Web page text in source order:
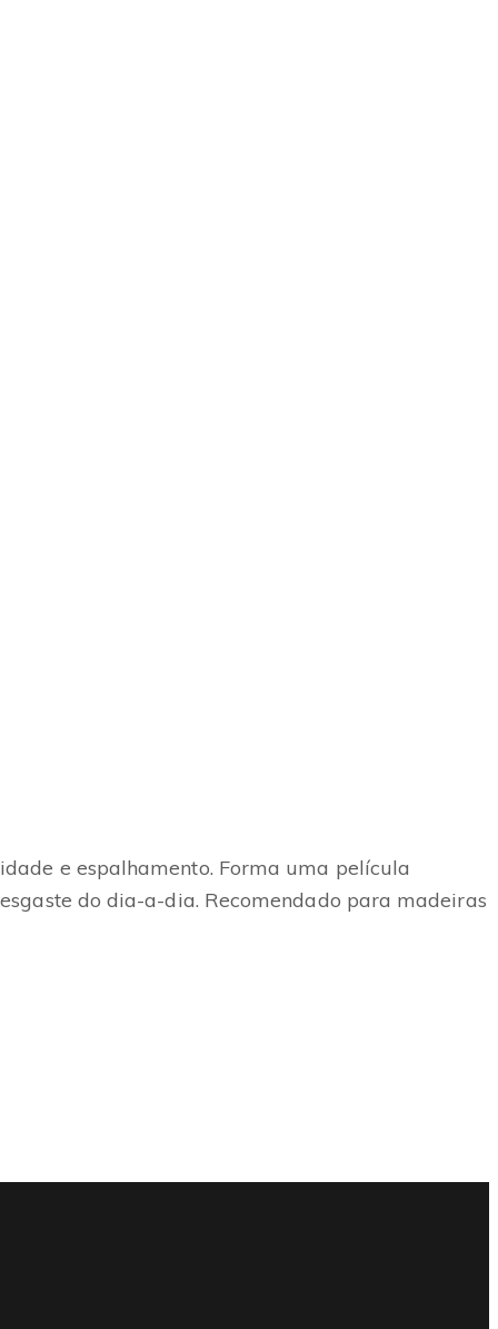
e espalhamento. Forma uma película
do dia-a-dia. Recomendado para madeiras